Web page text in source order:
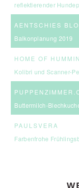
reflektierender
AENTSCHIES
Balkonplanung 2019
HOME OF
Kolibri und Scanner-
Buttermilch-
PAULSVERA
Farbenfrohe